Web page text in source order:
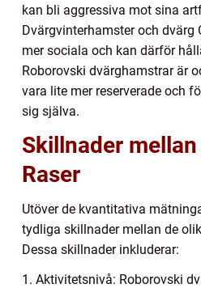
kan bli aggressiva mot sina
Dvärgvinterhamster och dvärg
mer sociala och kan därför
Roborovski dvärghamstrar är
vara lite mer reserverade och
sig själva.
Skillnader
Raser
Utöver de kvantitativa
tydliga skillnader mellan de
Dessa skillnader inkluderar:
1. Aktivitetsnivå: Roborovski